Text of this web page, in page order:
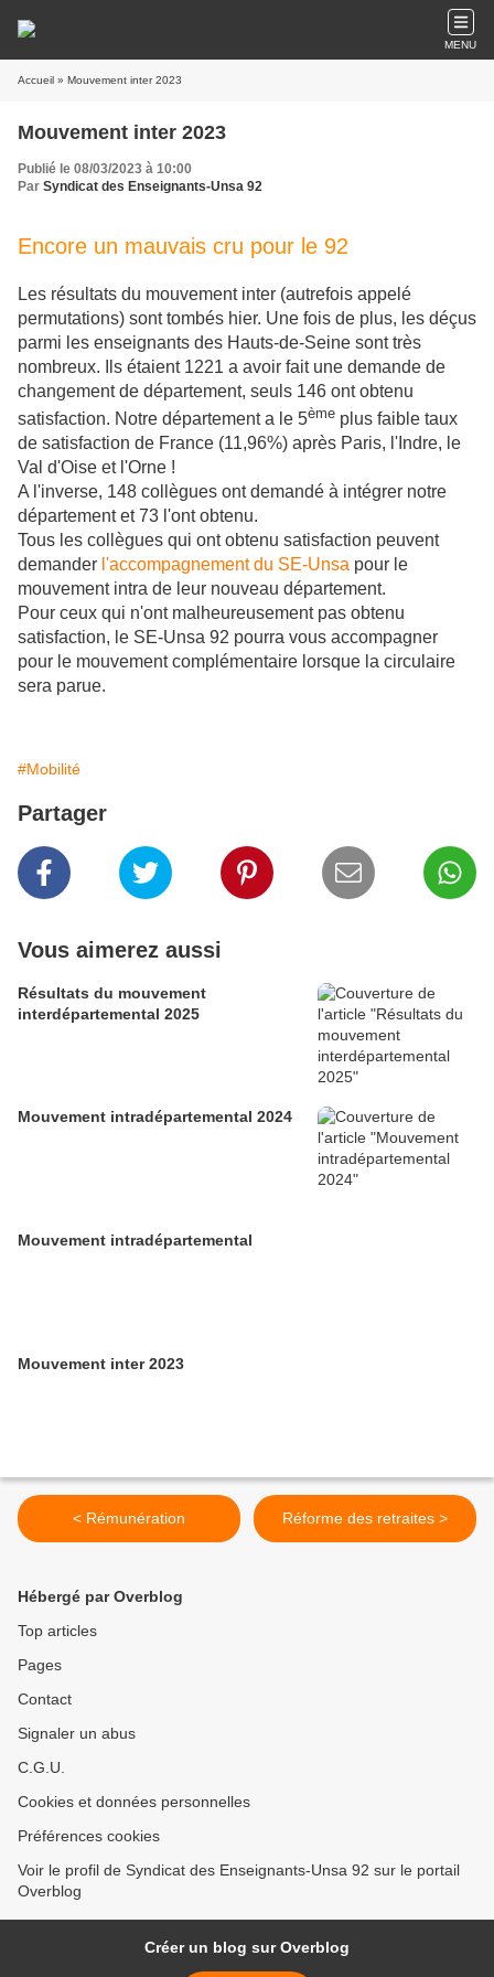
MENU
Accueil » Mouvement inter 2023
Mouvement inter 2023
Publié le 08/03/2023 à 10:00
Par Syndicat des Enseignants-Unsa 92
Encore un mauvais cru pour le 92
Les résultats du mouvement inter (autrefois appelé
permutations) sont tombés hier. Une fois de plus, les déçus
parmi les enseignants des Hauts-de-Seine sont très
nombreux. Ils étaient 1221 a avoir fait une demande de
changement de département, seuls 146 ont obtenu
satisfaction. Notre département a le 5ème plus faible taux
de satisfaction de France (11,96%) après Paris, l'Indre, le
Val d'Oise et l'Orne !
A l'inverse, 148 collègues ont demandé à intégrer notre
département et 73 l'ont obtenu.
Tous les collègues qui ont obtenu satisfaction peuvent
demander l'accompagnement du SE-Unsa pour le
mouvement intra de leur nouveau département.
Pour ceux qui n'ont malheureusement pas obtenu
satisfaction, le SE-Unsa 92 pourra vous accompagner
pour le mouvement complémentaire lorsque la circulaire
sera parue.
#Mobilité
Partager
Vous aimerez aussi
Résultats du mouvement
interdépartemental 2025
Mouvement intradépartemental 2024
Mouvement intradépartemental
Mouvement inter 2023
< Rémunération Réforme des retraites >
Hébergé par Overblog
Top articles
Pages
Contact
Signaler un abus
C.G.U.
Cookies et données personnelles
Préférences cookies
Voir le profil de Syndicat des Enseignants-Unsa 92 sur le portail
Overblog
Créer un blog sur Overblog